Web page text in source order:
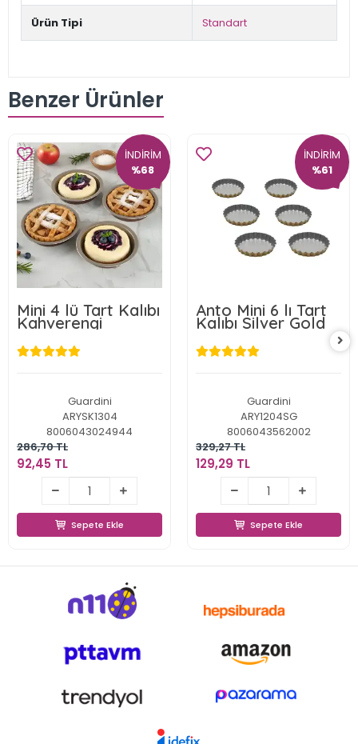
Ürün Tipi Standart
Benzer Ürünler
İNDİRİM
%68
Mini 4 lü Tart Kalıbı
Kahverengi
Guardini
ARYSK1304
8006043024944
286,70 TL
92,45 TL
92,45 TL
Sepete Ekle
Sepete Ekle
İNDİRİM
%61
Anto Mini 6 lı Tart
Kalıbı Silver Gold
Guardini
ARY1204SG
8006043562002
329,27 TL
129,29 TL
129,29 TL
Sepete Ekle
Sepete Ekle